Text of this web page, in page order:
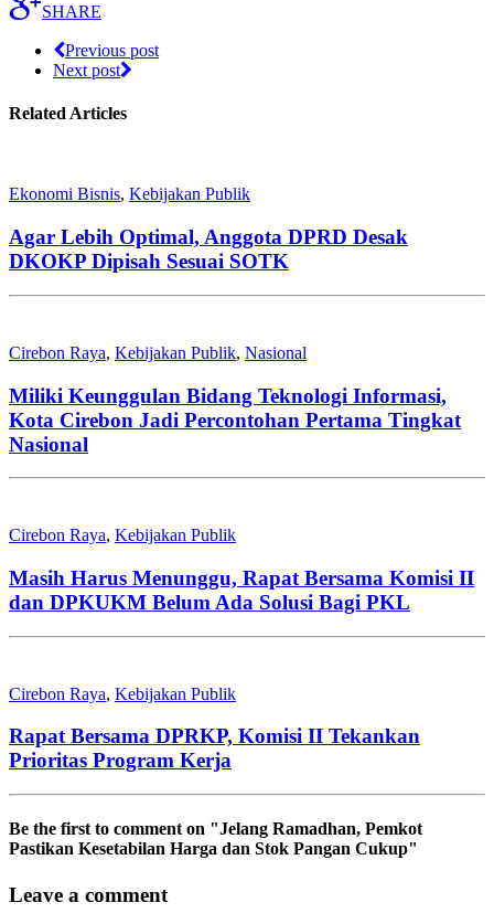
SHARE
Previous post
Next post
Related Articles
Ekonomi Bisnis, Kebijakan Publik
Agar Lebih Optimal, Anggota DPRD Desak
DKOKP Dipisah Sesuai SOTK
Cirebon Raya, Kebijakan Publik, Nasional
Miliki Keunggulan Bidang Teknologi Informasi,
Kota Cirebon Jadi Percontohan Pertama Tingkat
Nasional
Cirebon Raya, Kebijakan Publik
Masih Harus Menunggu, Rapat Bersama Komisi II
dan DPKUKM Belum Ada Solusi Bagi PKL
Cirebon Raya, Kebijakan Publik
Rapat Bersama DPRKP, Komisi II Tekankan
Prioritas Program Kerja
Be the first to comment on "Jelang Ramadhan, Pemkot
Pastikan Kesetabilan Harga dan Stok Pangan Cukup"
Leave a comment